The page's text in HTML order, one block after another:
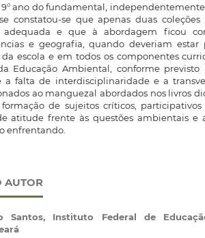
9° ano do fundamental,
constatou-se que apenas duas
e que à abordagem ficou
e geografia, quando deveriam estar
escola e em todos os componentes
Educação Ambiental, conforme previsto
a falta de interdisciplinaridade e a
ao manguezal abordados nos livros
de sujeitos críticos, participativos
atitude frente às questões ambientais e
enfrentando.
AUTOR
Santos, Instituto Federal de